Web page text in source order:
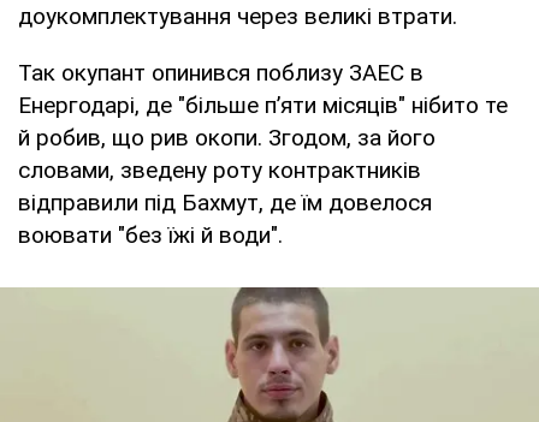
доукомплектування через великі втрати.
Так окупант опинився поблизу ЗАЕС в
Енергодарі, де "більше п’яти місяців" нібито те
й робив, що рив окопи. Згодом, за його
словами, зведену роту контрактників
відправили під Бахмут, де їм довелося
воювати "без їжі й води".